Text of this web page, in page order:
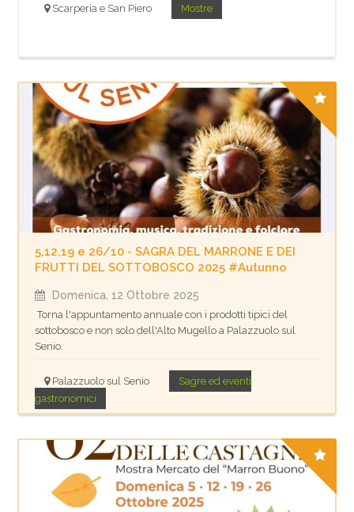
Scarperia e San Piero Mostre
5,12,19 e 26/10 - SAGRA DEL MARRONE E DEI
FRUTTI DEL SOTTOBOSCO 2025 #Autunno
Domenica, 12 Ottobre 2025
Torna l'appuntamento annuale con i prodotti tipici del
sottobosco e non solo dell'Alto Mugello a Palazzuolo sul
Senio.
Palazzuolo sul Senio
Sagre ed eventi
gastronomici